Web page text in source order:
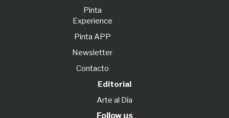
Pinta
Experience
Pinta APP
Newsletter
Contacto
Editorial
Arte al Día
Follow us